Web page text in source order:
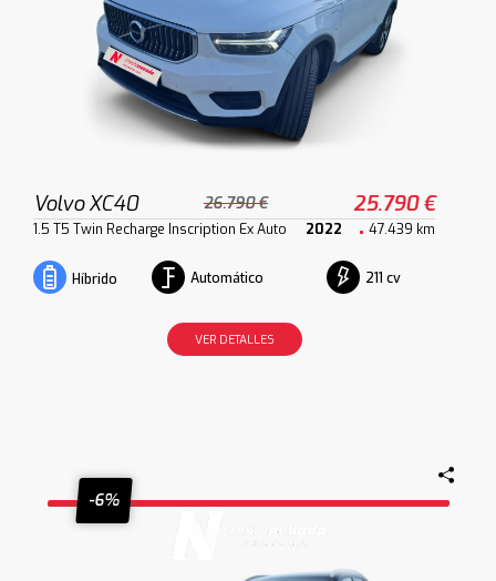
Volvo XC40 26.790 € 25.790 €
1.5 T5 Twin Recharge Inscription Ex Auto 2022 47.439 km
Híbrido Automático 211 cv
VER DETALLES
-6%